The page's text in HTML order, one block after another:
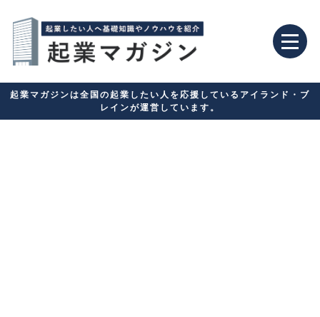
起業マガジンは全国の起業したい人を応援しているアイランド・ブ
レインが運営しています。